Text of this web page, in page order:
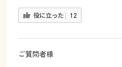
役に立った 12
ご質問者様